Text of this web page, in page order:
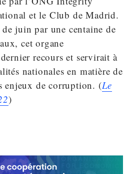
et le Club de Madrid.
juin par une centaine de
cet organe
recours et servirait à
nationales en matière de
enjeux de corruption. (Le
)